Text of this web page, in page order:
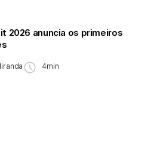
2026 anuncia os primeiros
4min